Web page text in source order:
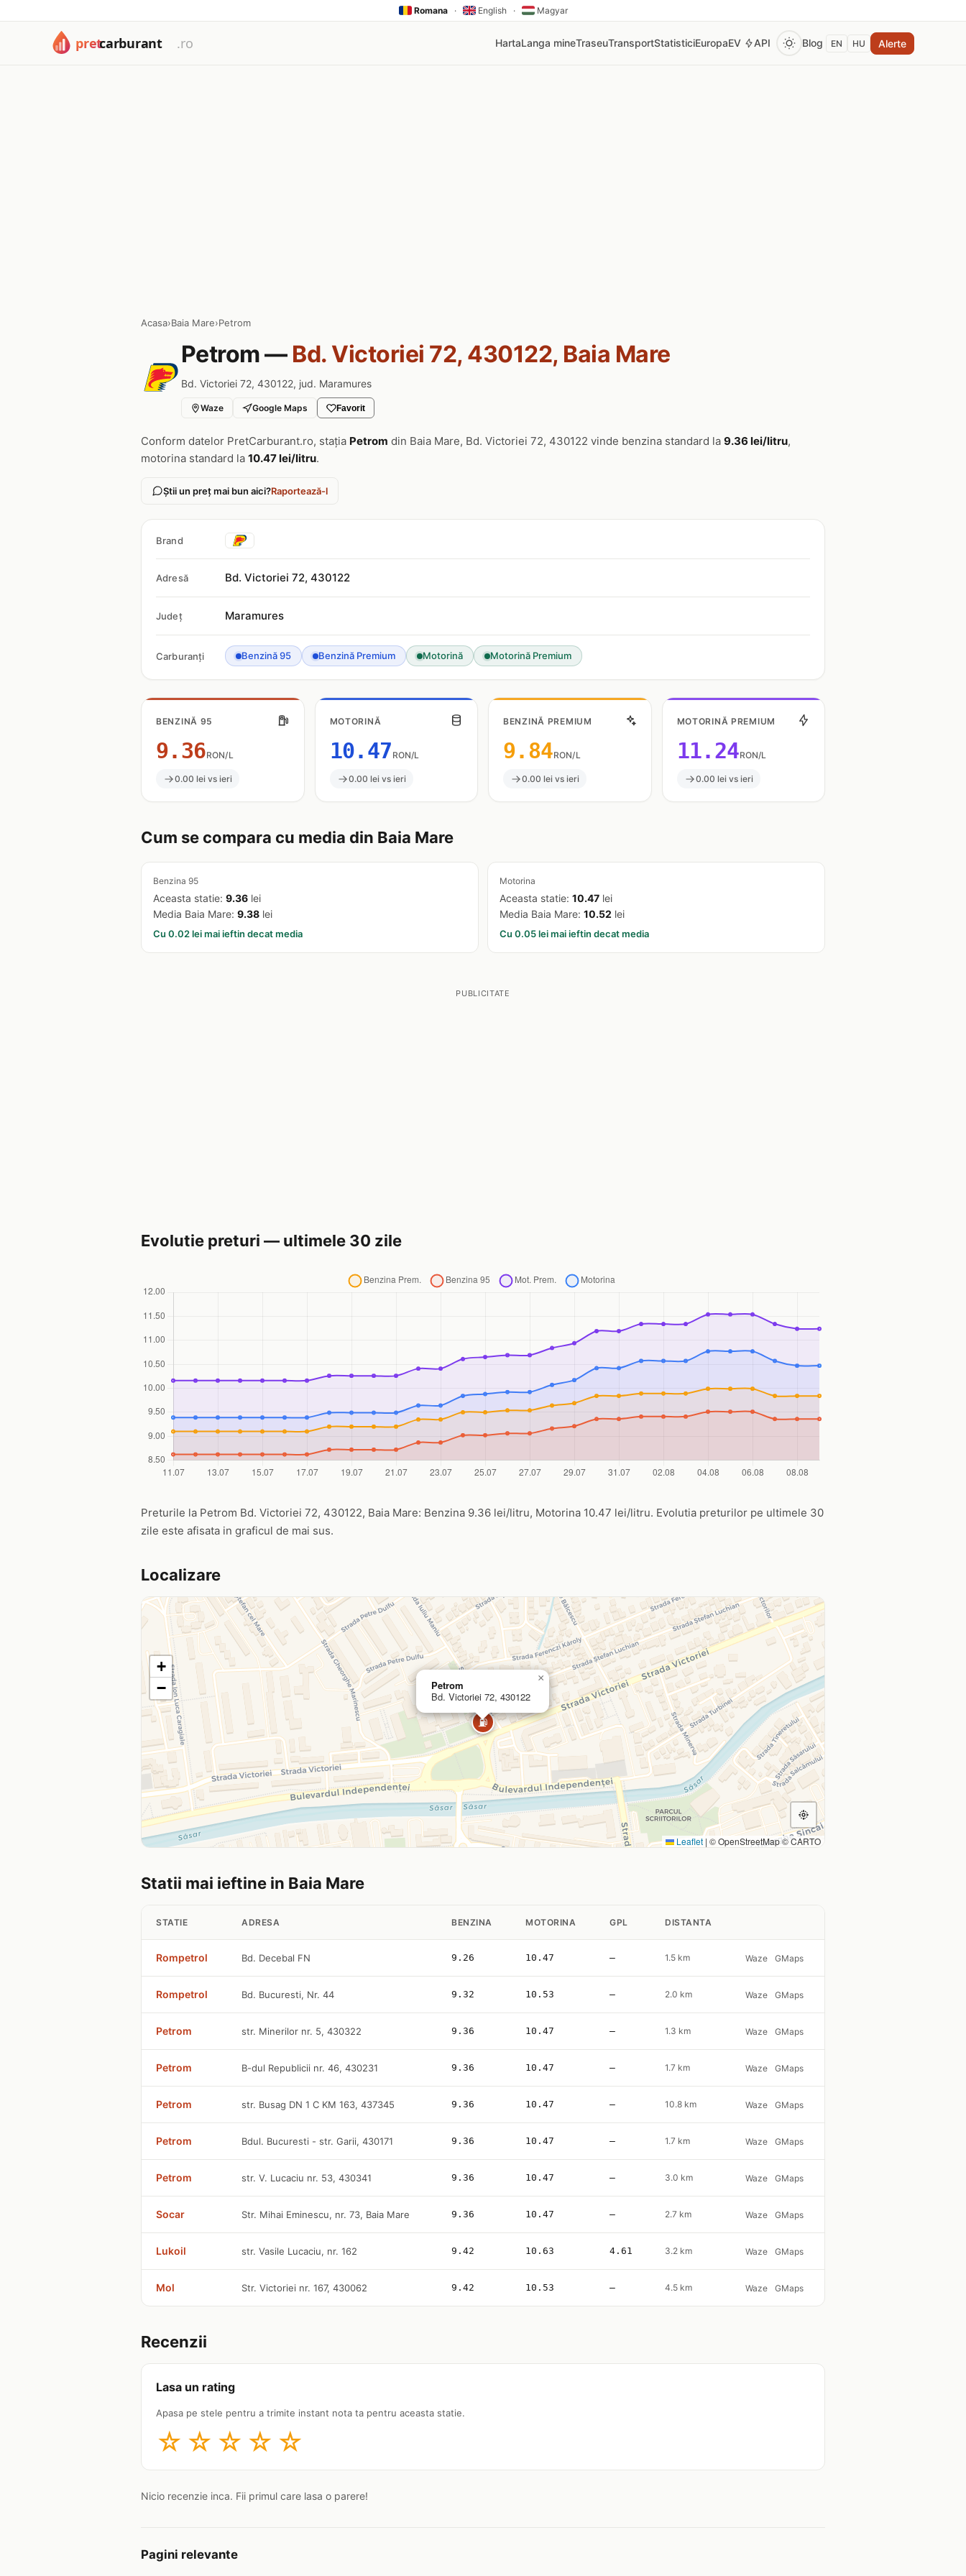
Romana · English · Magyar
HartaLanga mineTraseuTransportStatisticiEuropaEV API Blog EN HU Alerte
Acasa›Baia Mare›Petrom
Petrom — Bd. Victoriei 72, 430122, Baia Mare
Bd. Victoriei 72, 430122, jud. Maramures
Waze Google Maps Favorit
Conform datelor PretCarburant.ro, stația Petrom din Baia Mare, Bd. Victoriei 72, 430122 vinde benzina standard la 9.36 lei/litru,
motorina standard la 10.47 lei/litru.
Știi un preț mai bun aici?Raportează-l
Brand
Adresă Bd. Victoriei 72, 430122
Județ Maramures
Carburanți Benzină 95 Benzină Premium Motorină Motorină Premium
BENZINĂ 95
9.36RON/L
0.00 lei vs ieri
MOTORINĂ
10.47 RON/L
0.00 lei vs ieri
BENZINĂ PREMIUM
9.84RON/L
0.00 lei vs ieri
MOTORINĂ PREMIUM
11.24RON/L
0.00 lei vs ieri
Cum se compara cu media din Baia Mare
Benzina 95
Aceasta statie: 9.36 lei
Media Baia Mare: 9.38 lei
Cu 0.02 lei mai ieftin decat media
Motorina
Aceasta statie: 10.47 lei
Media Baia Mare: 10.52 lei
Cu 0.05 lei mai ieftin decat media
PUBLICITATE
Evolutie preturi — ultimele 30 zile
Preturile la Petrom Bd. Victoriei 72, 430122, Baia Mare: Benzina 9.36 lei/litru, Motorina 10.47 lei/litru. Evolutia preturilor pe ultimele 30
zile este afisata in graficul de mai sus.
Localizare
⛽
Petrom
Bd. Victoriei 72, 430122
×
+
−
Leaflet | © OpenStreetMap © CARTO
Statii mai ieftine in Baia Mare
STATIE ADRESA BENZINA MOTORINA GPL DISTANTA
Rompetrol Bd. Decebal FN 9.26 10.47 — 1.5 km Waze GMaps
Rompetrol Bd. Bucuresti, Nr. 44 9.32 10.53 — 2.0 km Waze GMaps
Petrom str. Minerilor nr. 5, 430322 9.36 10.47 — 1.3 km Waze GMaps
Petrom B-dul Republicii nr. 46, 430231 9.36 10.47 — 1.7 km Waze GMaps
Petrom str. Busag DN 1 C KM 163, 437345 9.36 10.47 — 10.8 km Waze GMaps
Petrom Bdul. Bucuresti - str. Garii, 430171 9.36 10.47 — 1.7 km Waze GMaps
Petrom str. V. Lucaciu nr. 53, 430341 9.36 10.47 — 3.0 km Waze GMaps
Socar Str. Mihai Eminescu, nr. 73, Baia Mare 9.36 10.47 — 2.7 km Waze GMaps
Lukoil str. Vasile Lucaciu, nr. 162 9.42 10.63 4.61 3.2 km Waze GMaps
Mol Str. Victoriei nr. 167, 430062 9.42 10.53 — 4.5 km Waze GMaps
Recenzii
Lasa un rating
Apasa pe stele pentru a trimite instant nota ta pentru aceasta statie.
☆ ☆ ☆ ☆ ☆
Nicio recenzie inca. Fii primul care lasa o parere!
Pagini relevante